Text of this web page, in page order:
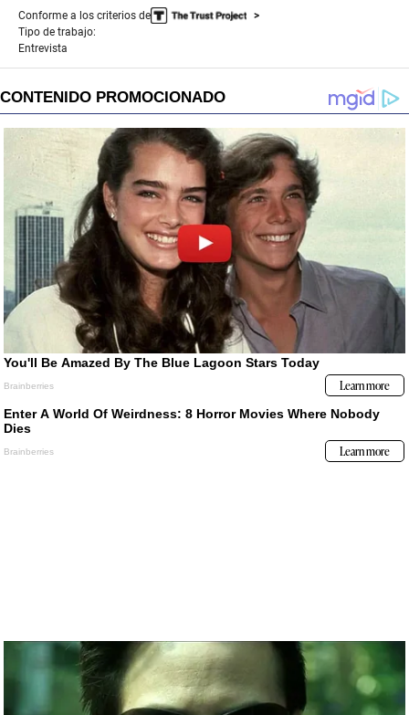
Conforme a los criterios de
Tipo de trabajo:
Entrevista